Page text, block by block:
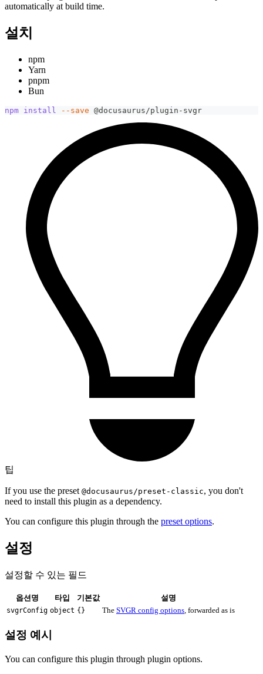
automatically at build time.
설치
npm
Yarn
pnpm
Bun
npm install --save @docusaurus/plugin-svgr
팁
If you use the preset @docusaurus/preset-classic, you don't
need to install this plugin as a dependency.
You can configure this plugin through the preset options.
설정
설정할 수 있는 필드
옵션명 타입 기본값 설명
svgrConfig object {} The SVGR config options , forwarded as is
설정 예시
You can configure this plugin through plugin options.